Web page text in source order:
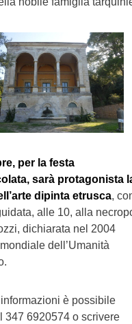
per la festa
sarà protagonista
dipinta etrusca,
alle 10, alla
dichiarata nel 2004
dell’Umanità
è possibile
347 6920574 o scrivere